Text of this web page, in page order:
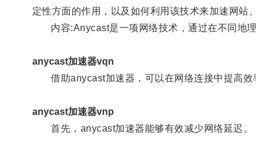
定性方面的作用，以及如何利用该技术来加速网站
内容:Anycast是一项网络技术，通过在不同地理
anycast加速器vqn
借助anycast加速器，可以在网络连接中提高效
anycast加速器vnp
首先，anycast加速器能够有效减少网络延迟。